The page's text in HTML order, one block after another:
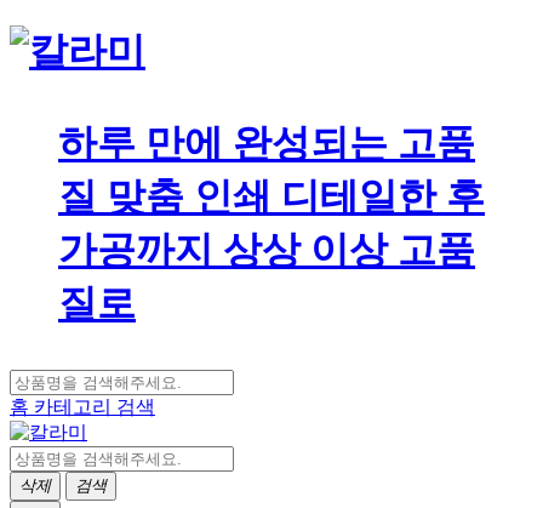
하루 만에 완성되는 고품
질 맞춤 인쇄 디테일한 후
가공까지 상상 이상 고품
질로
홈 카테고리 검색
삭제
검색